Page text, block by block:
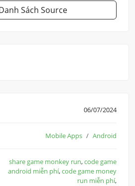
Sách Source
06/07/2024
Mobile Apps Android
share game monkey run,code game
android miễn phí,code game money
run miễn phí,